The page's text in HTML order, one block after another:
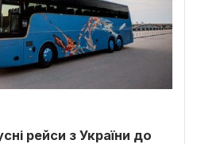
рейси з України до